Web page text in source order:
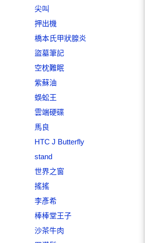
尖叫
押出機
橋本氏甲狀腺炎
盜墓筆記
空枕難眠
紫蘇油
蜈蚣王
雲端硬碟
馬良
HTC J Butterfly
stand
世界之窗
搖搖
李彥希
棒棒堂王子
沙茶牛肉